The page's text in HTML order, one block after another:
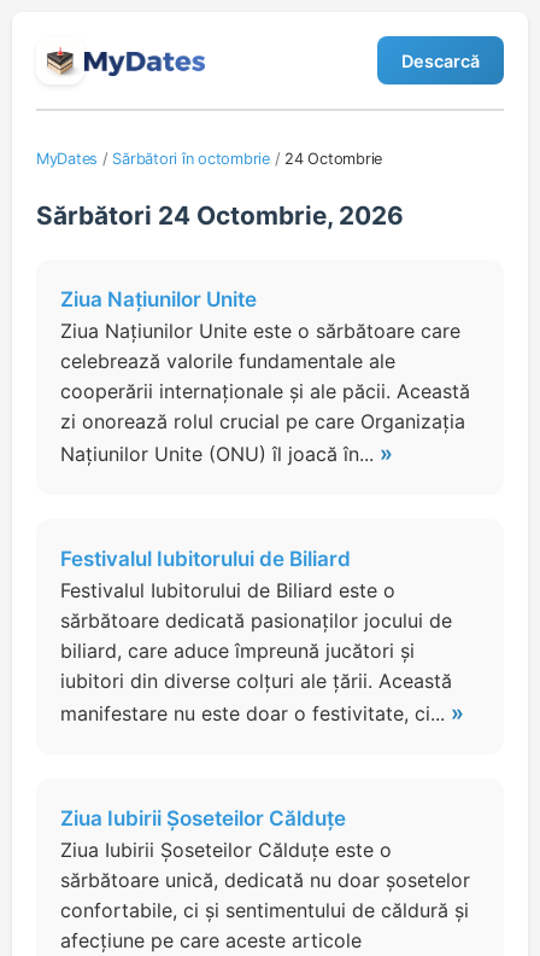
Descarcă
MyDates / Sărbători în octombrie/ 24 Octombrie
Sărbători 24 Octombrie, 2026
Ziua Națiunilor Unite
Ziua Națiunilor Unite este o sărbătoare care
celebrează valorile fundamentale ale
cooperării internaționale și ale păcii. Această
zi onorează rolul crucial pe care Organizația
Națiunilor Unite (ONU) îl joacă în... »
Festivalul Iubitorului de Biliard
Festivalul Iubitorului de Biliard este o
sărbătoare dedicată pasionaților jocului de
biliard, care aduce împreună jucători și
iubitori din diverse colțuri ale țării. Această
manifestare nu este doar o festivitate, ci... »
Ziua Iubirii Șoseteilor Călduțe
Ziua Iubirii Șoseteilor Călduțe este o
sărbătoare unică, dedicată nu doar șosetelor
confortabile, ci și sentimentului de căldură și
afecțiune pe care aceste articole